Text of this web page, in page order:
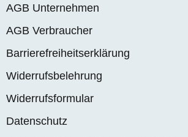
AGB Unternehmen
AGB Verbraucher
Barrierefreiheitserklärung
Widerrufsbelehrung
Widerrufsformular
Datenschutz